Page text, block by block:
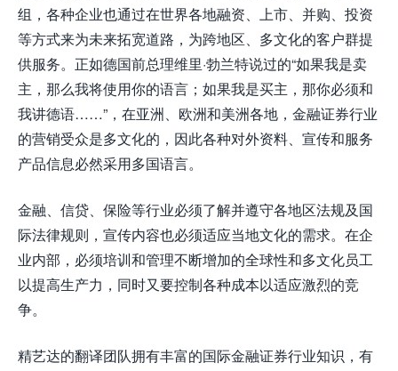
组，各种企业也通过在世界各地融资、上市、并购、投资
等方式来为未来拓宽道路，为跨地区、多文化的客户群提
供服务。正如德国前总理维里·勃兰特说过的“如果我是卖
主，那么我将使用你的语言；如果我是买主，那你必须和
我讲德语……”，在亚洲、欧洲和美洲各地，金融证券行业
的营销受众是多文化的，因此各种对外资料、宣传和服务
产品信息必然采用多国语言。
金融、信贷、保险等行业必须了解并遵守各地区法规及国
际法律规则，宣传内容也必须适应当地文化的需求。在企
业内部，必须培训和管理不断增加的全球性和多文化员工
以提高生产力，同时又要控制各种成本以适应激烈的竞
争。
精艺达的翻译团队拥有丰富的国际金融证券行业知识，有